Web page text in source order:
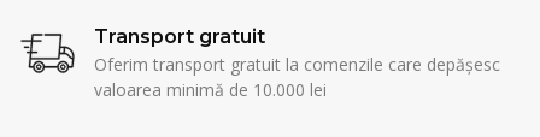
Transport gratuit
Oferim transport gratuit la comenzile care depășesc
valoarea minimă de 10.000 lei